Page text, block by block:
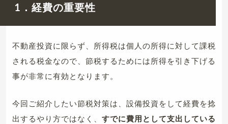
1．経費の重要性
不動産投資に限らず、所得税は個人の所得に対して課税
される税金なので、節税するためには所得を引き下げる
事が非常に有効となります。
今回ご紹介したい節税対策は、設備投資をして経費を捻
出するやり方ではなく、 すでに費用として支出している